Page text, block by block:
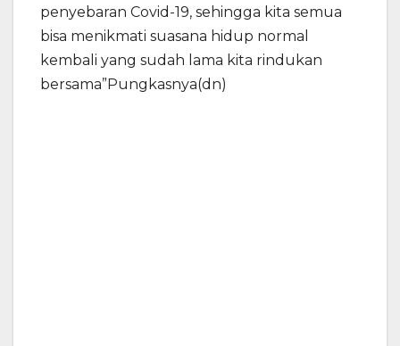
penyebaran Covid-19, sehingga kita semua
bisa menikmati suasana hidup normal
kembali yang sudah lama kita rindukan
bersama”Pungkasnya(dn)